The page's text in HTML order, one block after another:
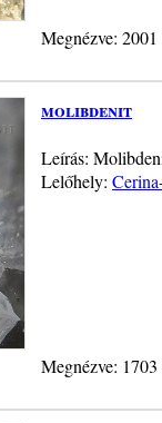
Megnézve:
molibdenit
Leírás:
Lelőhely:
Megnézve: